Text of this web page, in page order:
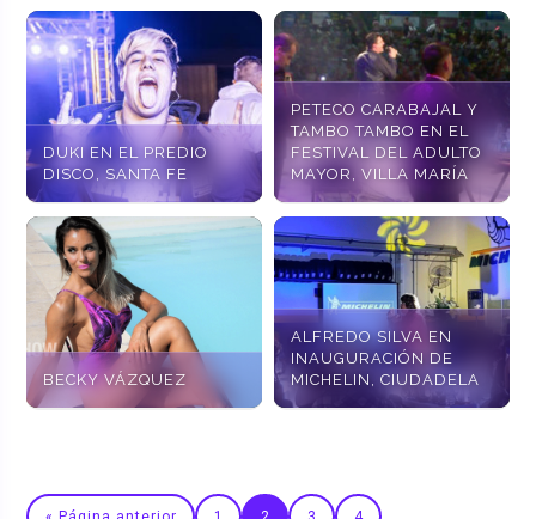
DUKI EN EL PREDIO
DISCO, SANTA FE
PETECO CARABAJAL Y
TAMBO TAMBO EN EL
FESTIVAL DEL ADULTO
MAYOR, VILLA MARÍA
BECKY VÁZQUEZ
ALFREDO SILVA EN
INAUGURACIÓN DE
MICHELIN, CIUDADELA